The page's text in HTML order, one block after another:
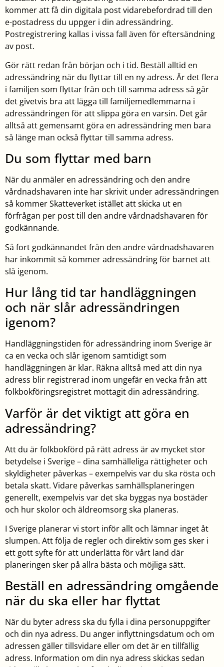
kommer att få din digitala post vidarebefordrad till den
e-postadress du uppger i din adressändring.
Postregistrering kallas i vissa fall även för eftersändning
av post.
Gör rätt redan från början och i tid. Beställ alltid en
adressändring när du flyttar till en ny adress. Är det flera
i familjen som flyttar från och till samma adress så går
det givetvis bra att lägga till familjemedlemmarna i
adressändringen för att slippa göra en varsin. Det går
alltså att gemensamt göra en adressändring men bara
så länge man också flyttar till samma adress.
Du som flyttar med barn
När du anmäler en adressändring och den andre
vårdnadshavaren inte har skrivit under adressändringen
så kommer Skatteverket istället att skicka ut en
förfrågan per post till den andre vårdnadshavaren för
godkännande.
Så fort godkännandet från den andre vårdnadshavaren
har inkommit så kommer adressändring för barnet att
slå igenom.
Hur lång tid tar handläggningen
och när slår adressändringen
igenom?
Handläggningstiden för adressändring inom Sverige är
ca en vecka och slår igenom samtidigt som
handläggningen är klar. Räkna alltså med att din nya
adress blir registrerad inom ungefär en vecka från att
folkbokföringsregistret mottagit din adressändring.
Varför är det viktigt att göra en
adressändring?
Att du är folkbokförd på rätt adress är av mycket stor
betydelse i Sverige – dina samhälleliga rättigheter och
skyldigheter påverkas – exempelvis var du ska rösta och
betala skatt. Vidare påverkas samhällsplaneringen
generellt, exempelvis var det ska byggas nya bostäder
och hur skolor och äldreomsorg ska planeras.
I Sverige planerar vi stort inför allt och lämnar inget åt
slumpen. Att följa de regler och direktiv som ges sker i
ett gott syfte för att underlätta för vårt land där
planeringen sker på allra bästa och möjliga sätt.
Beställ en adressändring omgående
när du ska eller har flyttat
När du byter adress ska du fylla i dina personuppgifter
och din nya adress. Du anger inflyttningsdatum och om
adressen gäller tillsvidare eller om det är en tillfällig
adress. Information om din nya adress skickas sedan